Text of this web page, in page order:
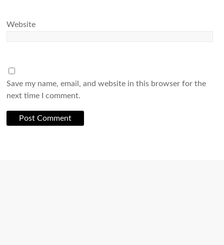
Website
Save my name, email, and website in this browser for the
next time I comment.